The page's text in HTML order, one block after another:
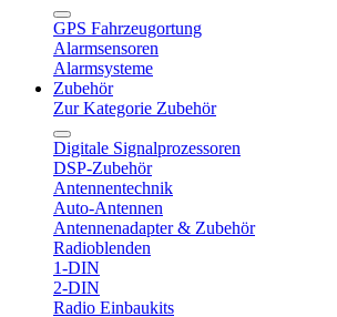
GPS Fahrzeugortung
Alarmsensoren
Alarmsysteme
Zubehör
Zur Kategorie Zubehör
Digitale Signalprozessoren
DSP-Zubehör
Antennentechnik
Auto-Antennen
Antennenadapter & Zubehör
Radioblenden
1-DIN
2-DIN
Radio Einbaukits